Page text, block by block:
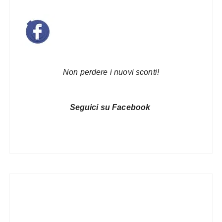
Non perdere i nuovi sconti!
Seguici su Facebook